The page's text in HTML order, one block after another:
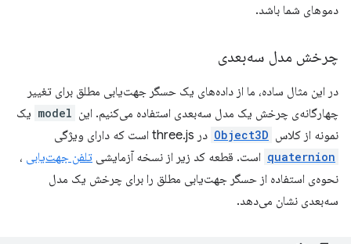
دموهای شما باشد.
چرخش مدل سه‌بعدی
در این مثال ساده، ما از داده‌های یک حسگر جهت‌یابی مطلق برای تغییر
چهارگانه‌ی چرخش یک مدل سه‌بعدی استفاده می‌کنیم. این model یک
نمونه از کلاس Object3D در three.js است که دارای ویژگی
quaternion است. قطعه کد زیر از نسخه آزمایشی تلفن جهت‌یابی ،
نحوه‌ی استفاده از حسگر جهت‌یابی مطلق را برای چرخش یک مدل
سه‌بعدی نشان می‌دهد.